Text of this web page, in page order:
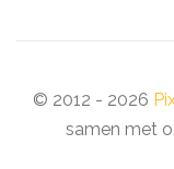
© 2012 - 2026
samen met